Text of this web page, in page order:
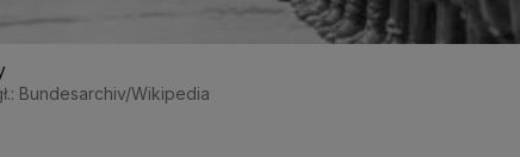
Bundesarchiv/Wikipedia